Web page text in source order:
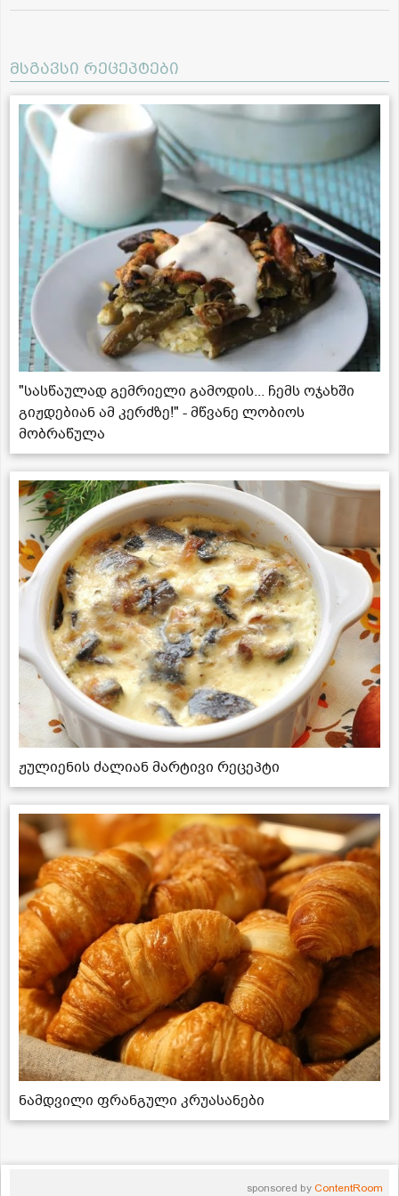
მსგავსი რეცეპტები
"სასწაულად გემრიელი გამოდის... ჩემს ოჯახში
გიჟდებიან ამ კერძზე!" - მწვანე ლობიოს
მობრაწულა
ჟულიენის ძალიან მარტივი რეცეპტი
ნამდვილი ფრანგული კრუასანები
sponsored by ContentRoom